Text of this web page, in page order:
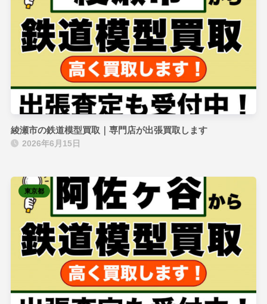
綾瀬市の鉄道模型買取｜専門店が出張買取します
2026年6月15日
東京都